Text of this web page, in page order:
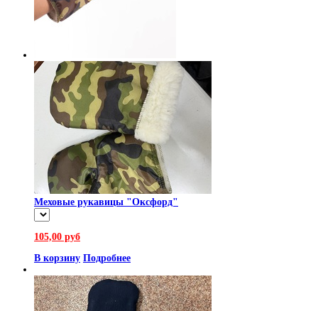
Меховые рукавицы "Оксфорд"
105,00 руб
В корзину Подробнее